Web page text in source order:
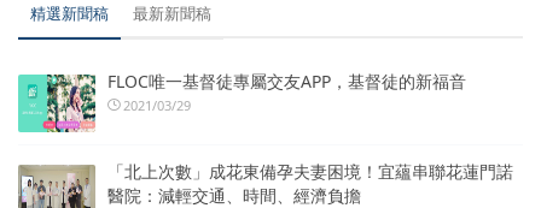
精選新聞稿 最新新聞稿
FLOC唯一基督徒專屬交友APP，基督徒的新福音
2021/03/29
「北上次數」成花東備孕夫妻困境！宜蘊串聯花蓮門諾
醫院：減輕交通、時間、經濟負擔